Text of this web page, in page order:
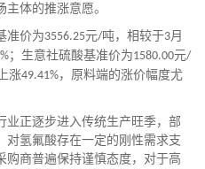
体的推涨意愿。
准价为3556.25元/吨，相较于3月
；生意社硫酸基准价为1580.00元/
涨49.41%，原料端的涨价幅度尤
业正逐步进入传统生产旺季，部
对氢氟酸存在一定的刚性需求支
购商普遍保持谨慎态度，对于高